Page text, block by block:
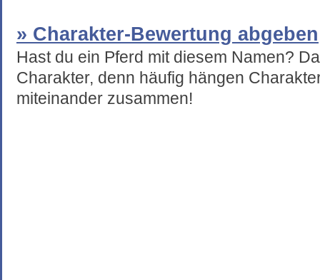
» Charakter-Bewertung abgeben
Hast du ein Pferd mit diesem Namen?
Charakter, denn häufig hängen
miteinander zusammen!